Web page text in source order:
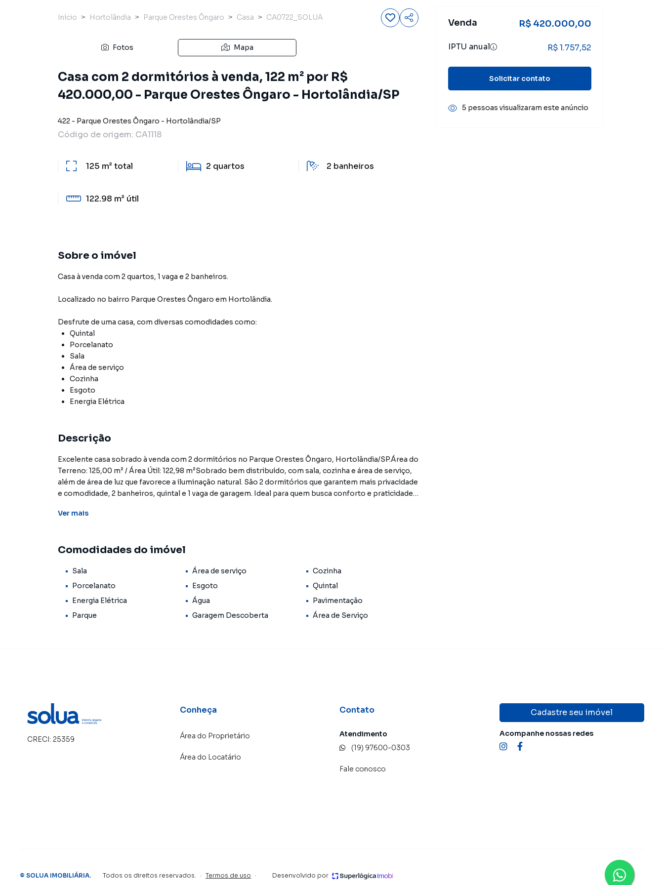
Início Hortolândia Parque Orestes Ôngaro Casa CA0722_SOLUA
Fotos Mapa
Casa com 2 dormitórios à venda, 122 m² por R$
420.000,00 - Parque Orestes Ôngaro - Hortolândia/SP
422 - Parque Orestes Ôngaro - Hortolândia/SP
Código de origem: CA1118
125 m²total 2 quartos 2 banheiros
122.98 m² útil
Sobre o imóvel
Casa à venda com 2 quartos, 1 vaga e 2 banheiros.
Localizado no bairro Parque Orestes Ôngaro em Hortolândia.
Desfrute de uma casa, com diversas comodidades como:
Quintal
Porcelanato
Sala
Área de serviço
Cozinha
Esgoto
Energia Elétrica
Descrição
Excelente casa sobrado à venda com 2 dormitórios no Parque Orestes Ôngaro, Hortolândia/SP.Área do
Terreno: 125,00 m² / Área Útil: 122,98 m²Sobrado bem distribuído, com sala, cozinha e área de serviço,
além de área de luz que favorece a iluminação natural. São 2 dormitórios que garantem mais privacidade
e comodidade, 2 banheiros, quintal e 1 vaga de garagem. Ideal para quem busca conforto e praticidade
nossos corretores! CRECI 25359J **OBS: Os imóveis constantes neste site, estão sujeitos a sofrer
Ver mais
Comodidades do imóvel
Sala Área de serviço
Cozinha
Porcelanato
Esgoto
Quintal
Energia Elétrica
Água
Pavimentação
Parque
Garagem Descoberta Área de Serviço
Venda R$ 420.000,00
IPTU anual R$ 1.757,52
Solicitar contato
5 pessoas visualizaram este anúncio
CRECI: 25359
Conheça
Área do Proprietário
Área do Locatário
Contato
Atendimento
(19) 97600-0303
Fale conosco
Cadastre seu imóvel
Acompanhe nossas redes
© SOLUA IMOBILIÁRIA. Todos os direitos reservados. · Termos de uso · Desenvolvido por